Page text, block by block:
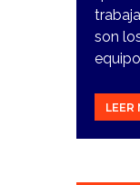
son
LEER
23